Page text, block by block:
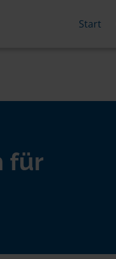
Start
für